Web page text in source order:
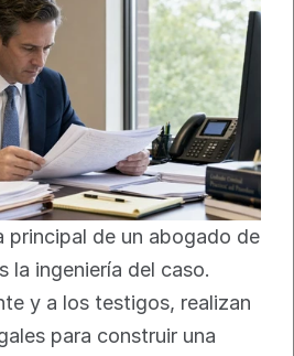
principal de un abogado de
la ingeniería del caso.
y a los testigos, realizan
para construir una